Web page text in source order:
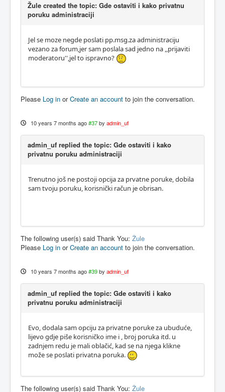
Žule created the topic: Gde ostaviti i kako privatnu
poruku administraciji
Jel se moze negde poslati pp.msg.za administraciju
vezano za forum,jer sam poslala sad jedno na ,,prijaviti
moderatoru'',jel to ispravno?
Please Log in orCreate an account to join the conversation.
10 years 7 months ago #37 by admin_uf
admin_uf replied the topic: Gde ostaviti i kako
privatnu poruku administraciji
Trenutno još ne postoji opcija za prvatne poruke, dobila
sam tvoju poruku, korisnički račun je obrisan.
The following user(s) said Thank You: Žule
Please Log in orCreate an account to join the conversation.
10 years 7 months ago #39 by admin_uf
admin_uf replied the topic: Gde ostaviti i kako
privatnu poruku administraciji
Evo, dodala sam opciju za privatne poruke za ubuduće,
lijevo gdje piše korisničko ime i , broj poruka itd. u
zadnjem redu je mali oblačić, kad se na njega klikne
može se poslati privatna poruka.
The following user(s) said Thank You: Žule